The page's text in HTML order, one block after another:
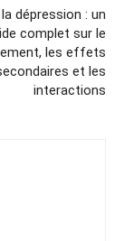
dépression : un
complet sur le
les effets
et les
interactions